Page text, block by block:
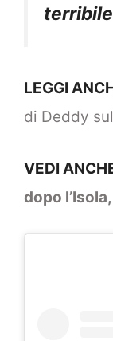
LEGGI
di Deddy
VEDI
dopo